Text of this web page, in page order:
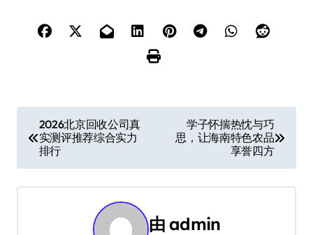
章
导
2026北京回收公司真
实测评推荐综合实力
排行
学子怀揣热忱与巧
思，让海南特色农品
享誉四方
由admin